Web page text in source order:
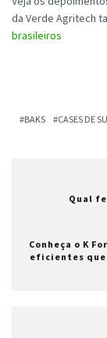
da Verde Agritech
brasileiros
BAKS CASES DE
Qual
Conheça o K
eficientes